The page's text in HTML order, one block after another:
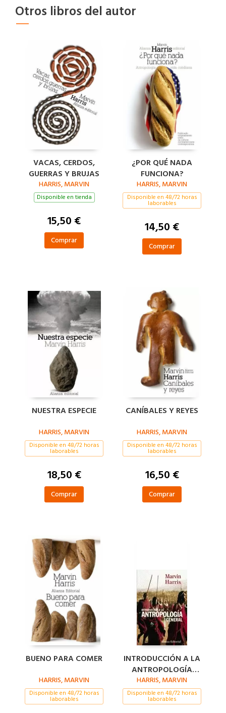
Otros libros del autor
VACAS, CERDOS,
GUERRAS Y BRUJAS
HARRIS, MARVIN
Disponible en tienda
15,50 €
Comprar
¿POR QUÉ NADA
FUNCIONA?
HARRIS, MARVIN
Disponible en 48/72 horas
laborables
14,50 €
Comprar
NUESTRA ESPECIE
HARRIS, MARVIN
Disponible en 48/72 horas
laborables
18,50 €
Comprar
CANÍBALES Y REYES
HARRIS, MARVIN
Disponible en 48/72 horas
laborables
16,50 €
Comprar
BUENO PARA COMER
HARRIS, MARVIN
Disponible en 48/72 horas
laborables
INTRODUCCIÓN A LA
ANTROPOLOGÍA
GENERAL
HARRIS, MARVIN
Disponible en 48/72 horas
laborables